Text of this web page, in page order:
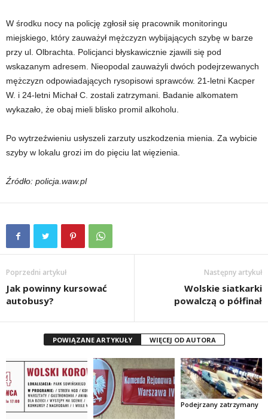
W środku nocy na policję zgłosił się pracownik monitoringu
miejskiego, który zauważył mężczyzn wybijających szybę w barze
przy ul. Olbrachta. Policjanci błyskawicznie zjawili się pod
wskazanym adresem. Nieopodal zauważyli dwóch podejrzewanych
mężczyzn odpowiadających rysopisowi sprawców. 21-letni Kacper
W. i 24-letni Michał C. zostali zatrzymani. Badanie alkomatem
wykazało, że obaj mieli blisko promil alkoholu.
Po wytrzeźwieniu usłyszeli zarzuty uszkodzenia mienia. Za wybicie
szyby w lokalu grozi im do pięciu lat więzienia.
Źródło: policja.waw.pl
Poprzedni artykuł
Jak powinny kursować
autobusy?
Następny artykuł
Wolskie siatkarki
powalczą o półfinał
POWIĄZANE ARTYKUŁY WIĘCEJ OD AUTORA
Podejrzany zatrzymany